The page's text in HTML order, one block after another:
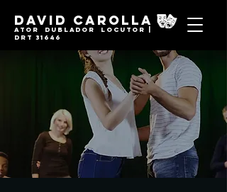
David Carolla
Ator Dublador locutor |
DRT 31646